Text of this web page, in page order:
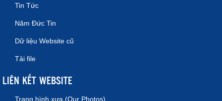
Tin Tức
Năm Đức Tin
Dữ liệu Website cũ
Tải file
LIÊN KẾT WEBSITE
Trang hình xưa (Our Photos)